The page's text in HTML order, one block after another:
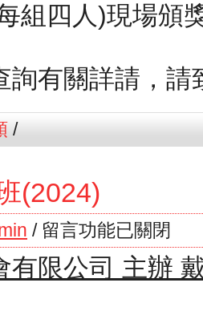
組四人)現場頒
詢有關詳請，請
/
(2024)
/ 留言功能已關閉
有限公司 主辦